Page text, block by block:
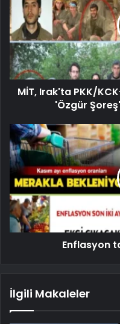
MİT, Irak'ta PKK/
'Özgür
Enflasyon
İlgili Makaleler